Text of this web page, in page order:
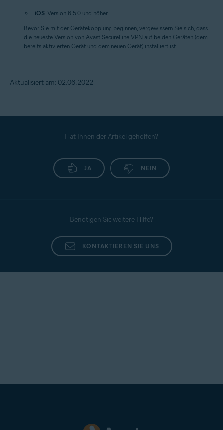
iOS: Version 6.5.0 und höher
Bevor Sie mit der Gerätekopplung beginnen, vergewissern Sie sich, dass
die neueste Version von Avast SecureLine VPN auf beiden Geräten (dem
bereits aktivierten Gerät und dem neuen Gerät) installiert ist.
Aktualisiert am: 02.06.2022
Hat Ihnen der Artikel geholfen?
JA NEIN
Benötigen Sie weitere Hilfe?
KONTAKTIEREN SIE UNS